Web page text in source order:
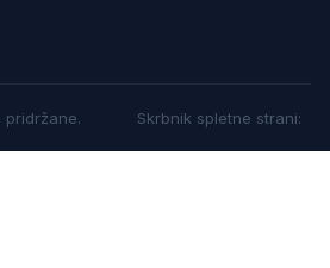
pridržane. Skrbnik spletne strani: